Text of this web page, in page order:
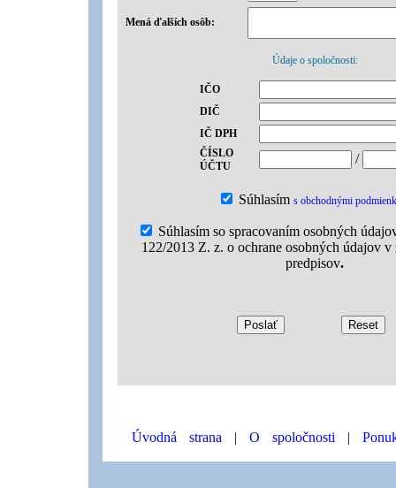
Mená ďalších osôb:
Údaje o spoločnosti:
IČO
DIČ
IČ DPH
ČÍSLO
ÚČTU
/
Súhlasím s obchodnými
Súhlasím so spracovaním osobných
122/2013 Z. z. o ochrane osobných údajov v
predpisov.
Úvodná strana | O spoločnosti |